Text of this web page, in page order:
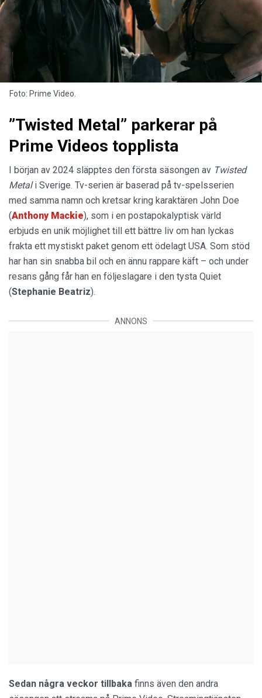
Foto: Prime Video.
”Twisted Metal” parkerar på
Prime Videos topplista
I början av 2024 släpptes den första säsongen av Twisted
Metali Sverige. Tv-serien är baserad på tv-spelsserien
med samma namn och kretsar kring karaktären John Doe
(Anthony Mackie), som i en postapokalyptisk värld
erbjuds en unik möjlighet till ett bättre liv om han lyckas
frakta ett mystiskt paket genom ett ödelagt USA. Som stöd
har han sin snabba bil och en ännu rappare käft – och under
resans gång får han en följeslagare i den tysta Quiet
(Stephanie Beatriz).
ANNONS
Sedan några veckor tillbaka finns även den andra